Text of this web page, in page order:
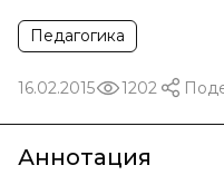
Педагогика
16.02.2015 1202
Аннотация